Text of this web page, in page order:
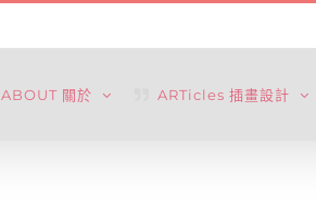
ABOUT 關於 ARTicles 插畫設計